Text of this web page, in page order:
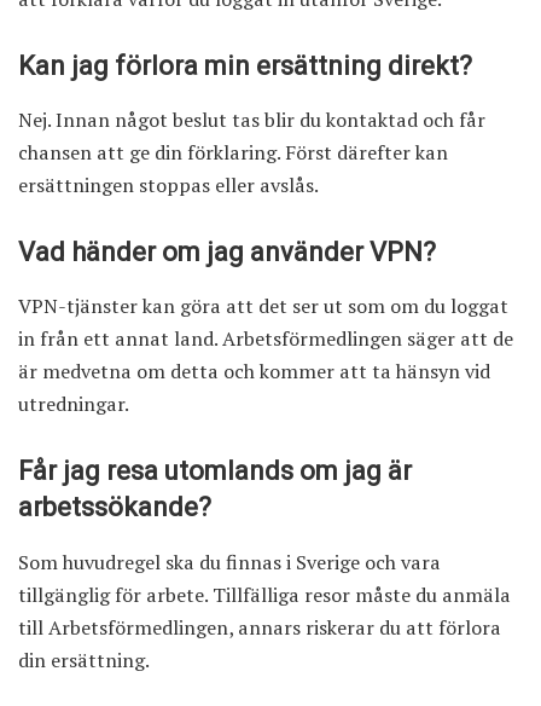
Kan jag förlora min ersättning direkt?
Nej. Innan något beslut tas blir du kontaktad och får
chansen att ge din förklaring. Först därefter kan
ersättningen stoppas eller avslås.
Vad händer om jag använder VPN?
VPN-tjänster kan göra att det ser ut som om du loggat
in från ett annat land. Arbetsförmedlingen säger att de
är medvetna om detta och kommer att ta hänsyn vid
utredningar.
Får jag resa utomlands om jag är
arbetssökande?
Som huvudregel ska du finnas i Sverige och vara
tillgänglig för arbete. Tillfälliga resor måste du anmäla
till Arbetsförmedlingen, annars riskerar du att förlora
din ersättning.